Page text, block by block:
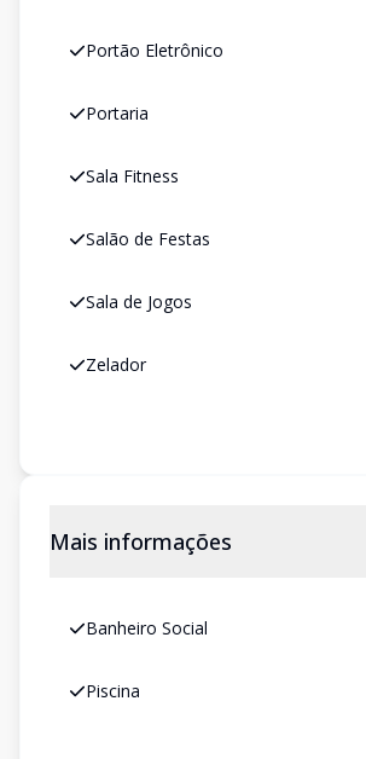
Portão Eletrônico
Portaria
Sala Fitness
Salão de Festas
Sala de Jogos
Zelador
Mais informações
Banheiro Social
Piscina